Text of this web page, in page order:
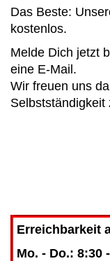
Das Beste:
kostenlos.
Melde Dich jetzt
eine E-Mail.
Wir freuen uns
Selbstständigkeit
Mo. - Do.: 8:30